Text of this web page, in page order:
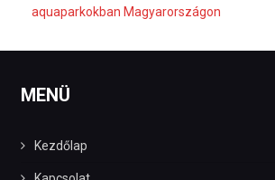
aquaparkokban Magyarországon
MENÜ
Kezdőlap